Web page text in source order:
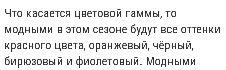
Что касается цветовой гаммы, то
модными в этом сезоне будут все оттенки
красного цвета, оранжевый, чёрный,
бирюзовый и фиолетовый. Модными